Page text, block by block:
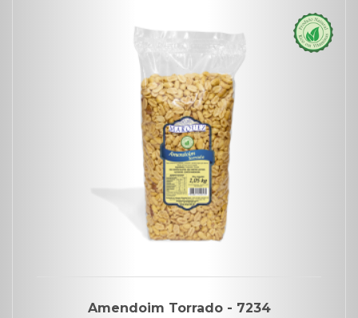
Amendoim Torrado - 7234